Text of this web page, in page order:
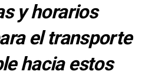
y horarios
el transporte
hacia estos